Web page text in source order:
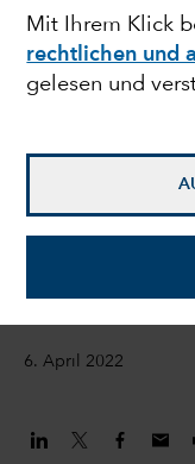
Mit Ihrem Klick
rechtlichen und
gelesen und
Zeiten
Kirstie
6. April 2022